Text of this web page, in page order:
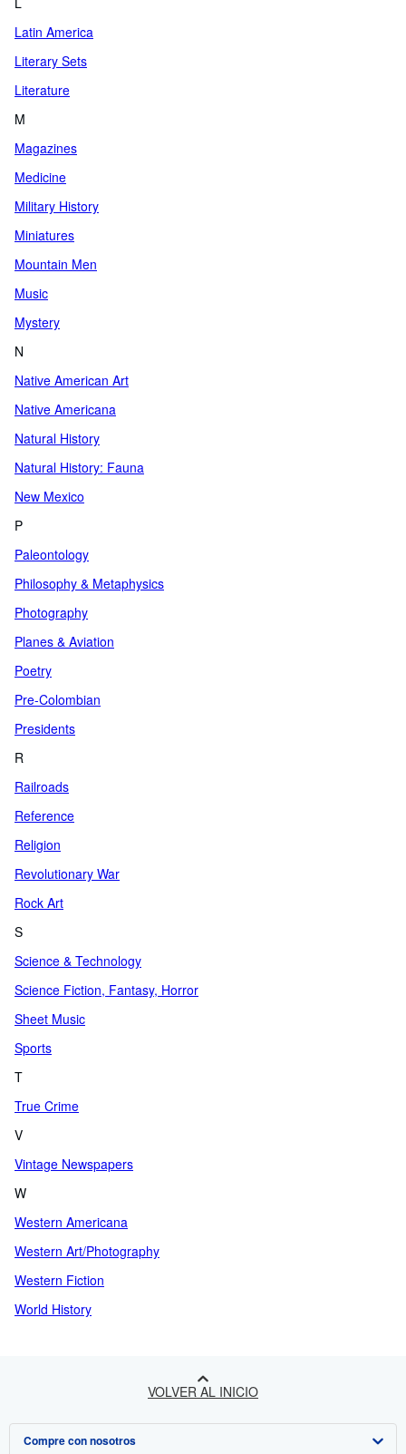
Latin America
Literary Sets
Literature
M
Magazines
Medicine
Military History
Miniatures
Mountain Men
Music
Mystery
N
Native American Art
Native Americana
Natural History
Natural History: Fauna
New Mexico
P
Paleontology
Philosophy & Metaphysics
Photography
Planes & Aviation
Poetry
Pre-Colombian
Presidents
R
Railroads
Reference
Religion
Revolutionary War
Rock Art
S
Science & Technology
Science Fiction, Fantasy, Horror
Sheet Music
Sports
T
True Crime
V
Vintage Newspapers
W
Western Americana
Western Art/Photography
Western Fiction
World History
VOLVER AL INICIO
Compre con nosotros